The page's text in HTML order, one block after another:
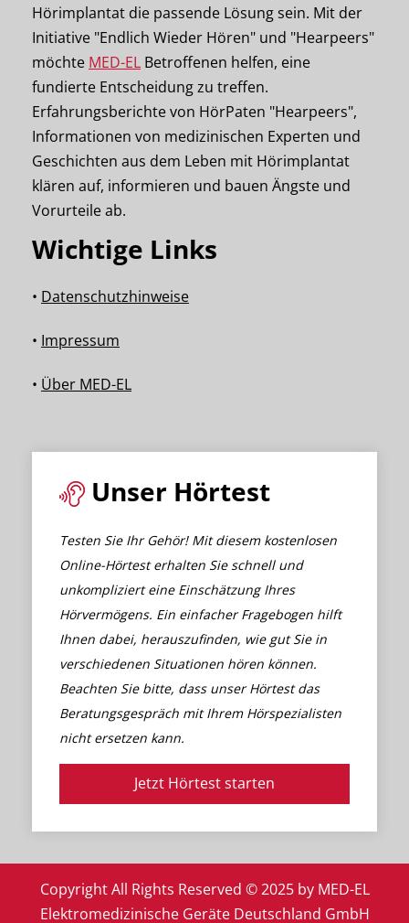
Hörimplantat die passende Lösung sein. Mit der
Initiative "Endlich Wieder Hören" und "Hearpeers"
möchte MED-EL Betroffenen helfen, eine
fundierte Entscheidung zu treffen.
Erfahrungsberichte von HörPaten "Hearpeers",
Informationen von medizinischen Experten und
Geschichten aus dem Leben mit Hörimplantat
klären auf, informieren und bauen Ängste und
Vorurteile ab.
Wichtige Links
• Datenschutzhinweise
• Impressum
• Über MED-EL
Unser Hörtest
Testen Sie Ihr Gehör! Mit diesem kostenlosen
Online-Hörtest erhalten Sie schnell und
unkompliziert eine Einschätzung Ihres
Hörvermögens. Ein einfacher Fragebogen hilft
Ihnen dabei, herauszufinden, wie gut Sie in
verschiedenen Situationen hören können.
Beachten Sie bitte, dass unser Hörtest das
Beratungsgespräch mit Ihrem Hörspezialisten
nicht ersetzen kann.
Jetzt Hörtest starten
Copyright All Rights Reserved © 2025 by MED-EL
Elektromedizinische Geräte Deutschland GmbH